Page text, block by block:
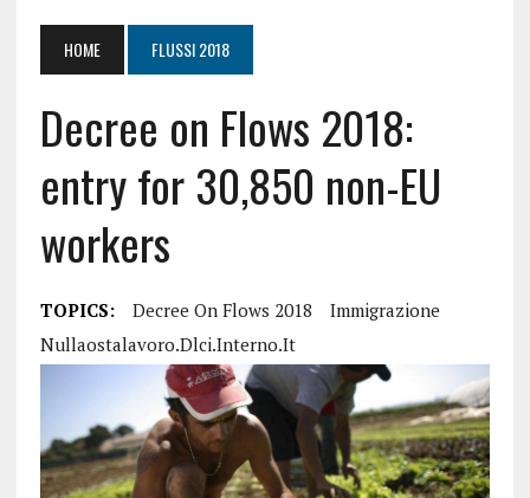
HOME FLUSSI 2018
Decree on Flows 2018:
entry for 30,850 non-EU
workers
TOPICS: Decree On Flows 2018
Immigrazione
Nullaostalavoro.dlci.interno.it